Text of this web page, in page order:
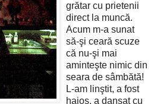
grătar cu prietenii
direct la muncă.
Acum m-a sunat
să-şi ceară scuze
că nu-şi mai
aminteşte nimic din
seara de sâmbătă!
L-am linştit, a fost
haios, a dansat cu